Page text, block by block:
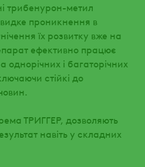
трибенурон-метил
проникнення в
їх розвитку вже на
ефективно працює
і багаторічних
стійкі до
ТРИГГЕР, дозволяють
навіть у складних